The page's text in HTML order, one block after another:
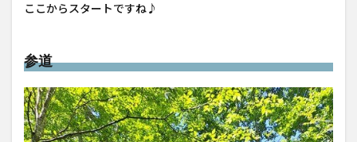
ここからスタートですね♪
参道